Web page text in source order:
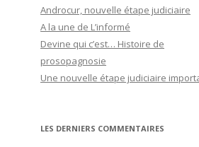
Androcur, nouvelle étape judiciaire
A la une de L’informé
Devine qui c’est… Histoire de
prosopagnosie
Une nouvelle étape judiciaire
LES DERNIERS COMMENTAIRES